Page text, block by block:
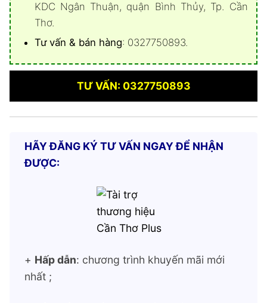
KDC Ngân Thuận, quận Bình Thủy, Tp. Cần
Thơ.
Tư vấn & bán hàng: 0327750893.
TƯ VẤN: 0327750893
HÃY ĐĂNG KÝ TƯ VẤN NGAY ĐỂ NHẬN
ĐƯỢC:
+ Hấp dẫn: chương trình khuyến mãi mới
nhất ;